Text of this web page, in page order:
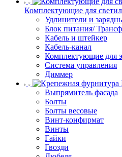
Комплектующие для
Удлинители и
Блок питания/
Кабель и штейкер
Кабель-канал
Комплектующие для
Система управления
Диммер
Выпрямитель фасада
Болты
Болты весовые
Винт-конфирмат
Винты
Гайки
Гвозди